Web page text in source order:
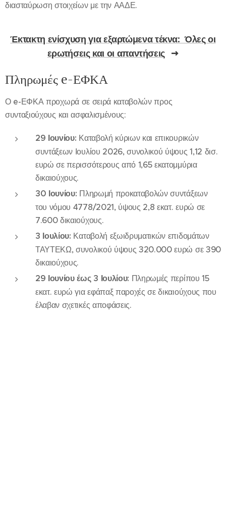
διασταύρωση στοιχείων με την ΑΑΔΕ.
Έκτακτη ενίσχυση για εξαρτώμενα τέκνα: Όλες οι
ερωτήσεις και οι απαντήσεις
Πληρωμές e-ΕΦΚΑ
Ο e-ΕΦΚΑ προχωρά σε σειρά καταβολών προς
συνταξιούχους και ασφαλισμένους:
29 Ιουνίου: Καταβολή κύριων και επικουρικών
συντάξεων Ιουλίου 2026, συνολικού ύψους 1,12 δισ.
ευρώ σε περισσότερους από 1,65 εκατομμύρια
δικαιούχους.
30 Ιουνίου: Πληρωμή προκαταβολών συντάξεων
του νόμου 4778/2021, ύψους 2,8 εκατ. ευρώ σε
7.600 δικαιούχους.
3 Ιουλίου: Καταβολή εξωιδρυματικών επιδομάτων
ΤΑΥΤΕΚΩ, συνολικού ύψους 320.000 ευρώ σε 390
δικαιούχους.
29 Ιουνίου έως 3 Ιουλίου: Πληρωμές περίπου 15
εκατ. ευρώ για εφάπαξ παροχές σε δικαιούχους που
έλαβαν σχετικές αποφάσεις.